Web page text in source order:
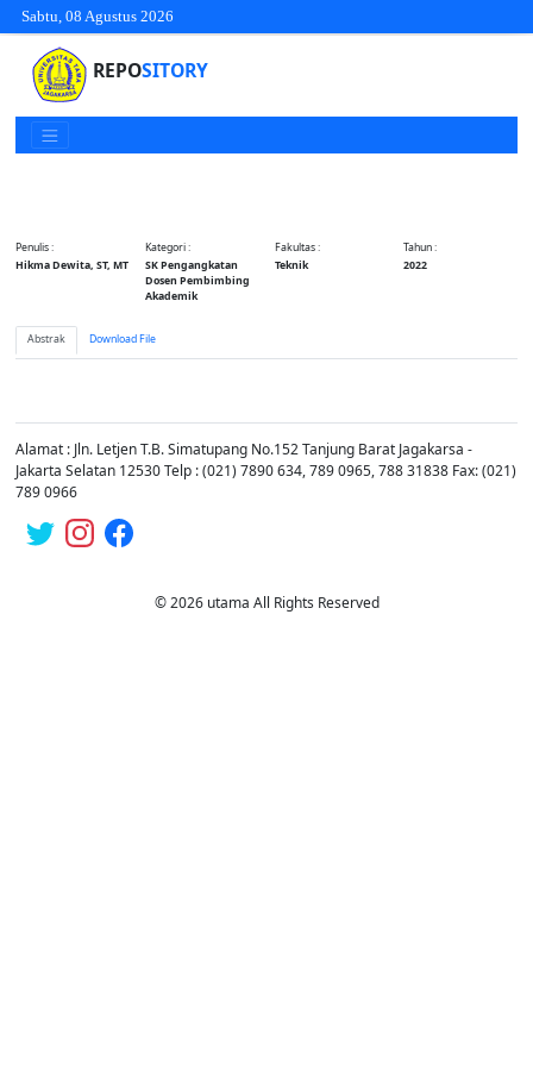
Sabtu, 08 Agustus 2026
REPOSITORY
Penulis :
Hikma Dewita, ST, MT
Kategori :
SK Pengangkatan
Dosen Pembimbing
Akademik
Fakultas :
Teknik
Tahun :
2022
Abstrak Download File
Alamat : Jln. Letjen T.B. Simatupang No.152 Tanjung Barat Jagakarsa -
Jakarta Selatan 12530 Telp : (021) 7890 634, 789 0965, 788 31838 Fax: (021)
789 0966
© 2026 utama All Rights Reserved